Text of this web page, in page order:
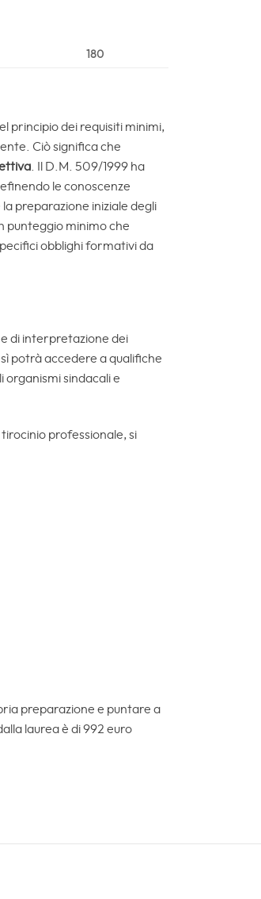
180
principio dei requisiti minimi,
Ciò significa che
. Il D.M. 509/1999 ha
le conoscenze
preparazione iniziale degli
punteggio minimo che
obblighi formativi da
e di interpretazione dei
potrà accedere a qualifiche
organismi sindacali e
professionale, si
preparazione e puntare a
laurea è di 992 euro